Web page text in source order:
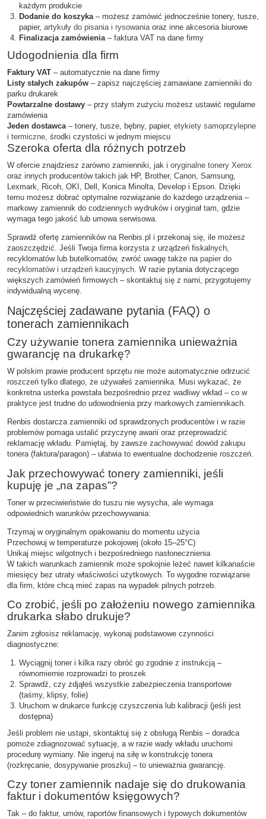
każdym produkcie
Dodanie do koszyka– możesz zamówić jednocześnie tonery, tusze,
papier, artykuły do pisania i rysowaniaoraz inne akcesoria biurowe
Finalizacja zamówienia– faktura VAT na dane firmy
Udogodnienia dla firm
Faktury VAT – automatycznie na dane firmy
Listy stałych zakupów – zapisz najczęściej zamawiane zamienniki do
parku drukarek
Powtarzalne dostawy – przy stałym zużyciu możesz ustawić regularne
zamówienia
Jeden dostawca – tonery, tusze, bębny, papier, etykiety samoprzylepne
i termiczne , środki czystości w jednym miejscu
Szeroka oferta dla różnych potrzeb
W ofercie znajdziesz zarówno zamienniki, jak i oryginalne tonery Xerox
oraz innych producentów takich jak HP, Brother, Canon, Samsung,
Lexmark, Ricoh, OKI, Dell, Konica Minolta, Develop i Epson. Dzięki
temu możesz dobrać optymalne rozwiązanie do każdego urządzenia –
markowy zamiennik do codziennych wydruków i oryginał tam, gdzie
wymaga tego jakość lub umowa serwisowa.
Sprawdź ofertę zamienników na Renbis.pl i przekonaj się, ile możesz
zaoszczędzić. Jeśli Twoja firma korzysta z urządzeń fiskalnych,
recyklomatów lub butelkomatów, zwróć uwagę także na papier do
recyklomatów i urządzeń kaucyjnych. W razie pytania dotyczącego
większych zamówień firmowych – skontaktuj się z nami, przygotujemy
indywidualną wycenę.
Najczęściej zadawane pytania (FAQ) o
tonerach zamiennikach
Czy używanie tonera zamiennika unieważnia
gwarancję na drukarkę?
W polskim prawie producent sprzętu nie może automatycznie odrzucić
roszczeń tylko dlatego, że używałeś zamiennika. Musi wykazać, że
konkretna usterka powstała bezpośrednio przez wadliwy wkład – co w
praktyce jest trudne do udowodnienia przy markowych zamiennikach.
Renbis dostarcza zamienniki od sprawdzonych producentów i w razie
problemów pomaga ustalić przyczynę awarii oraz przeprowadzić
reklamację wkładu. Pamiętaj, by zawsze zachowywać dowód zakupu
tonera (faktura/paragon) – ułatwia to ewentualne dochodzenie roszczeń.
Jak przechowywać tonery zamienniki, jeśli
kupuję je „na zapas”?
Toner w przeciwieństwie do tuszu nie wysycha, ale wymaga
odpowiednich warunków przechowywania:
Trzymaj w oryginalnym opakowaniu do momentu użycia
Przechowuj w temperaturze pokojowej (około 15–25°C)
Unikaj miejsc wilgotnych i bezpośredniego nasłonecznienia
W takich warunkach zamiennik może spokojnie leżeć nawet kilkanaście
miesięcy bez utraty właściwości użytkowych. To wygodne rozwiązanie
dla firm, które chcą mieć zapas na wypadek pilnych potrzeb.
Co zrobić, jeśli po założeniu nowego zamiennika
drukarka słabo drukuje?
Zanim zgłosisz reklamację, wykonaj podstawowe czynności
diagnostyczne:
Wyciągnij toner i kilka razy obróć go zgodnie z instrukcją –
równomiernie rozprowadzi to proszek
Sprawdź, czy zdjąłeś wszystkie zabezpieczenia transportowe
(taśmy, klipsy, folie)
Uruchom w drukarce funkcję czyszczenia lub kalibracji (jeśli jest
dostępna)
Jeśli problem nie ustąpi, skontaktuj się z obsługą Renbis – doradca
pomoże zdiagnozować sytuację, a w razie wady wkładu uruchomi
procedurę wymiany. Nie ingeruj na siłę w konstrukcję tonera
(rozkręcanie, dosypywanie proszku) – to unieważnia gwarancję.
Czy toner zamiennik nadaje się do drukowania
faktur i dokumentów księgowych?
Tak – do faktur, umów, raportów finansowych i typowych dokumentów